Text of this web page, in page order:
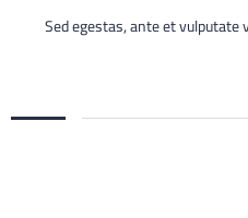
Sed egestas, ante et